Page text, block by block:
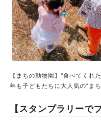
【まちの動物園】“食べてくれ
年も子どもたちに大人気の“ま
【スタンプラリーで
人気
#ラーメン#ショッピング#カフェ
#教えたい/こんなの見つけた